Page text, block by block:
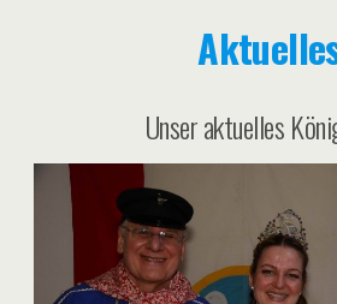
Unser aktuelles